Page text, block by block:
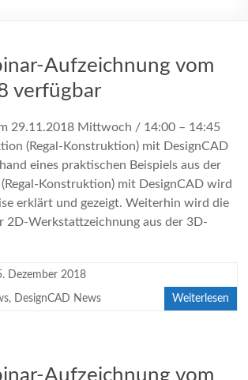
Aufzeichnung vom
verfügbar
29.11.2018 Mittwoch / 14:00 – 14:45
(Regal-Konstruktion) mit DesignCAD
eines praktischen Beispiels aus der
Konstruktion) mit DesignCAD wird
erklärt und gezeigt. Weiterhin wird die
2D-Werkstattzeichnung aus der 3D-
Dezember 2018
, DesignCAD News Weiterlesen
Aufzeichnung vom